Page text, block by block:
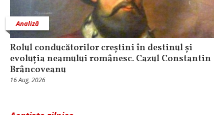
Analiză
Rolul conducătorilor creștini în destinul și
evoluția neamului românesc. Cazul Constantin
Brâncoveanu
16 Aug, 2026